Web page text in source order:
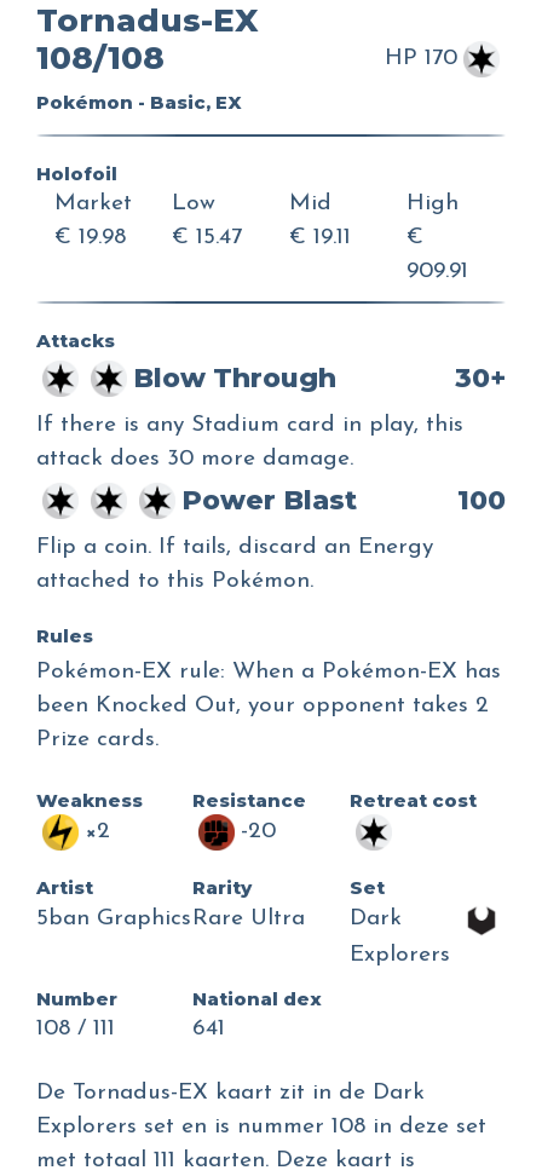
Tornadus-EX
108/108
Pokémon - Basic, EX
HP 170
Holofoil
Market
€ 19.98
Low
€ 15.47
Mid
€ 19.11
High
€
909.91
Attacks
Blow Through 30+
If there is any Stadium card in play, this
attack does 30 more damage.
Power Blast 100
Flip a coin. If tails, discard an Energy
attached to this Pokémon.
Rules
Pokémon-EX rule: When a Pokémon-EX has
been Knocked Out, your opponent takes 2
Prize cards.
Weakness
×2
Resistance
-20
Retreat cost
Artist
5ban Graphics
Rarity
Rare Ultra
Set
Dark
Explorers
Number
108 / 111
National dex
641
De Tornadus-EX kaart zit in de Dark
Explorers set en is nummer 108 in deze set
met totaal 111 kaarten. Deze kaart is